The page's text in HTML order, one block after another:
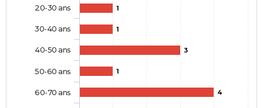
1
1
3
1
4
20-30 ans
30-40 ans
40-50 ans
50-60 ans
60-70 ans